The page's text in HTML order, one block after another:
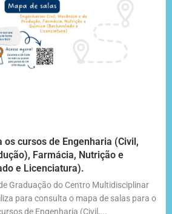
os cursos de Engenharia (Civil,
Farmácia, Nutrição e
e Licenciatura).
Graduação do Centro Multidisciplinar
para consulta o mapa de salas para o
de Engenharia (Civil,...